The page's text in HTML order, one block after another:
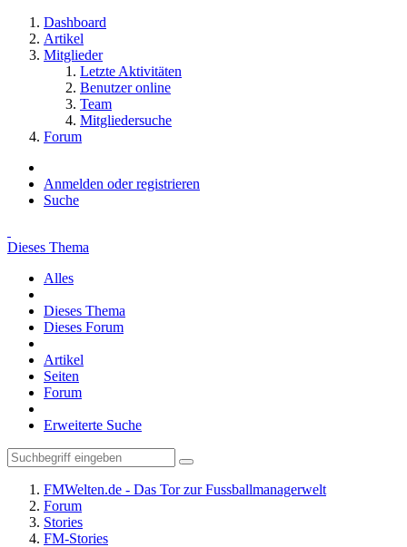
Dashboard
Artikel
Mitglieder
Letzte Aktivitäten
Benutzer online
Team
Mitgliedersuche
Forum
Anmelden oder registrieren
Suche
Dieses Thema
Alles
Dieses Thema
Dieses Forum
Artikel
Seiten
Forum
Erweiterte Suche
FMWelten.de - Das Tor zur Fussballmanagerwelt
Forum
Stories
FM-Stories